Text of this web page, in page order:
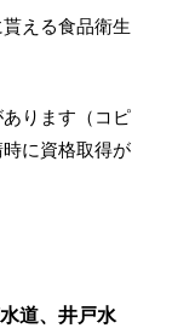
える食品衛生
ります（コピ
に資格取得が
道、井戸水